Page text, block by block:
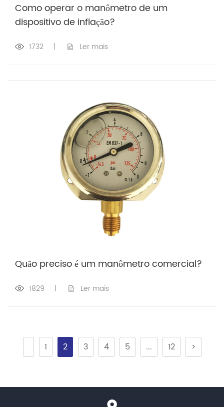
Como operar o manômetro de um
dispositivo de inflação?
1732 | Ler mais
Quão preciso é um manômetro comercial?
1829 | Ler mais
1 2 3 4 5 ... 12 >